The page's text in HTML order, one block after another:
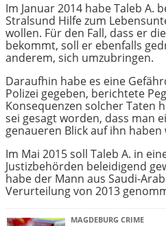
Im Januar 2014 habe Taleb A.
Stralsund Hilfe zum
wollen. Für den Fall, dass er
bekommt, soll er ebenfalls
anderem, sich umzubringen.
Daraufhin habe es eine
Polizei gegeben, berichtete
Konsequenzen solcher Taten
sei gesagt worden, dass man
genaueren Blick auf ihn haben
Im Mai 2015 soll Taleb A. in
Justizbehörden beleidigend
habe der Mann aus Saudi-
Verurteilung von 2013
MAGDEBURG CRIME